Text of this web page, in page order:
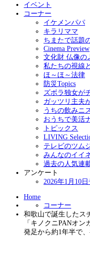
イベント
コーナー
イケメンパパ
キラリママ
ちまたで話題
Cinema Preview
文化財 仏像の
私たちの視線
ほ～ほ～法律
防災Topics
ズボラ独女が
ガッツリ主夫
うちの飲みニ
おうちで美活
トピックス
LIVING
テレビのツム
みんなのイイ
過去の人気連
アンケート
2026年1月10
Home
コーナー
和歌山で誕生したス
「キノクニPANオン
発足から約1年半で